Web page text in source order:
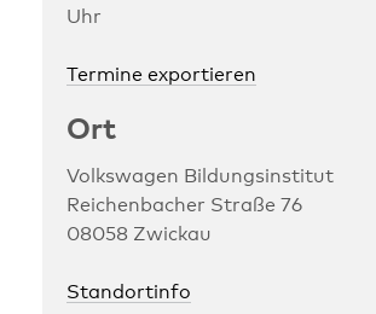
Uhr
Termine exportieren
Ort
Volkswagen Bildungsinstitut
Reichenbacher Straße 76
08058 Zwickau
Standortinfo